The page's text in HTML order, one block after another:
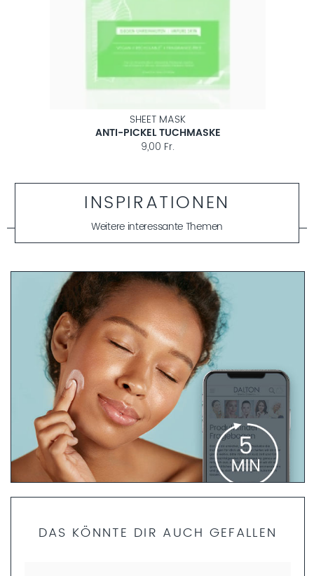
OYSTER
CREME FÜR MISCHHAUT
INSPIRATIONEN
Weitere interessante Themen
PRODUKTFINDER FRAGEBOGEN
Bist du dir unsicher, welche Produkte die richtigen für dich
DAS KÖNNTE DIR AUCH GEFALLEN